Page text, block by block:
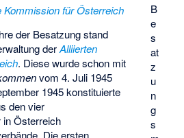
B
e
s
at
z
u
n
g
s
Kommission für Österreich
der Besatzung stand
derAlliierten
. Diese wurde schon mit
vom 4. Juli 1945
1945 konstituierte
den vier
in Österreich
Die ersten